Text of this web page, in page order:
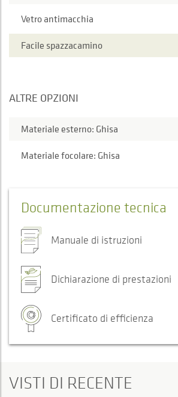
Vetro antimacchia
Facile spazzacamino
ALTRE OPZIONI
Materiale esterno: Ghisa
Materiale focolare: Ghisa
Documentazione tecnica
Manuale di istruzioni
Dichiarazione di prestazioni
Certificato di efficienza
VISTI DI RECENTE